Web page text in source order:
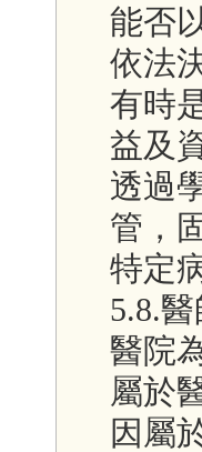
能否
依法
有時
益及
透過
管，
特定
5.8.
醫院
屬於
因屬